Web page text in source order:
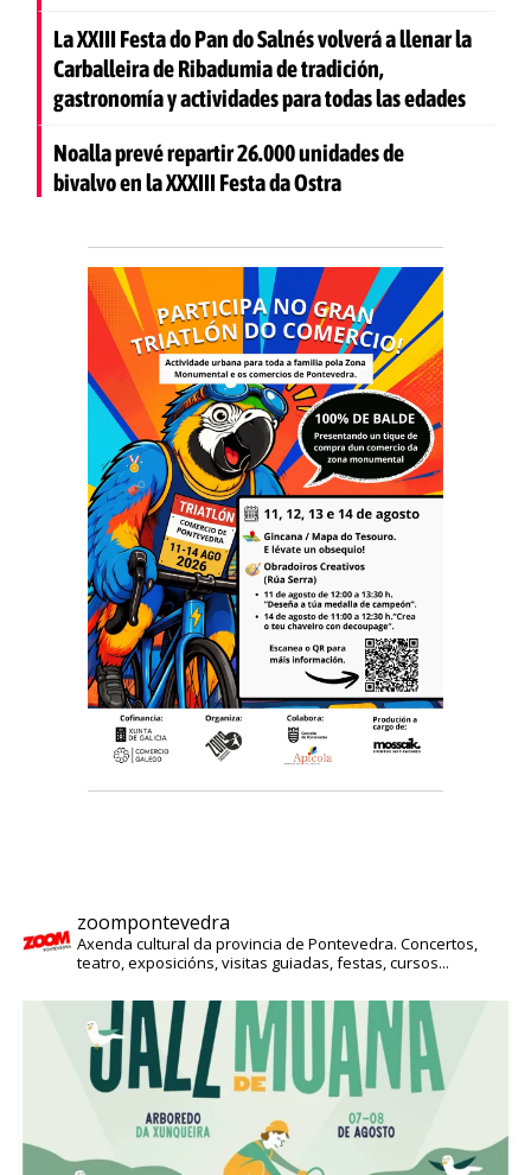
La XXIII Festa do Pan do Salnés volverá a llenar la
Carballeira de Ribadumia de tradición,
gastronomía y actividades para todas las edades
Noalla prevé repartir 26.000 unidades de
bivalvo en la XXXIII Festa da Ostra
zoompontevedra
Axenda cultural da provincia de Pontevedra. Concertos,
teatro, exposicións, visitas guiadas, festas, cursos...